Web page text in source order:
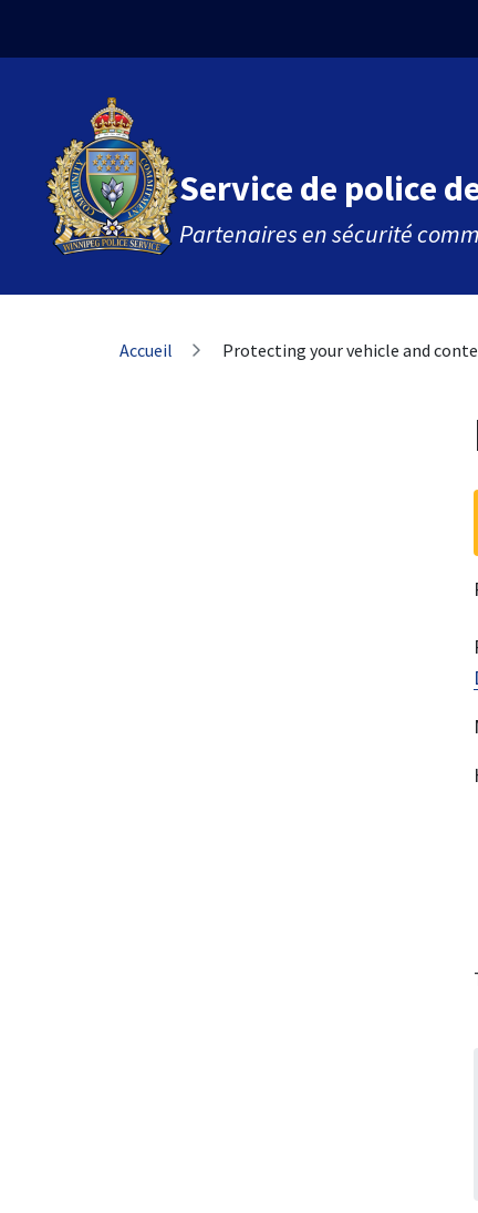
Service de police
Partenaires en sécurité
Fil
Accueil Protecting your vehicle and